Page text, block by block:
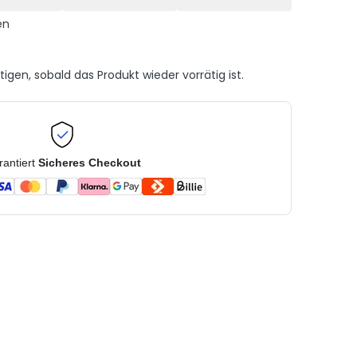
sobald das Produkt wieder vorrätig ist.
Sicheres Checkout